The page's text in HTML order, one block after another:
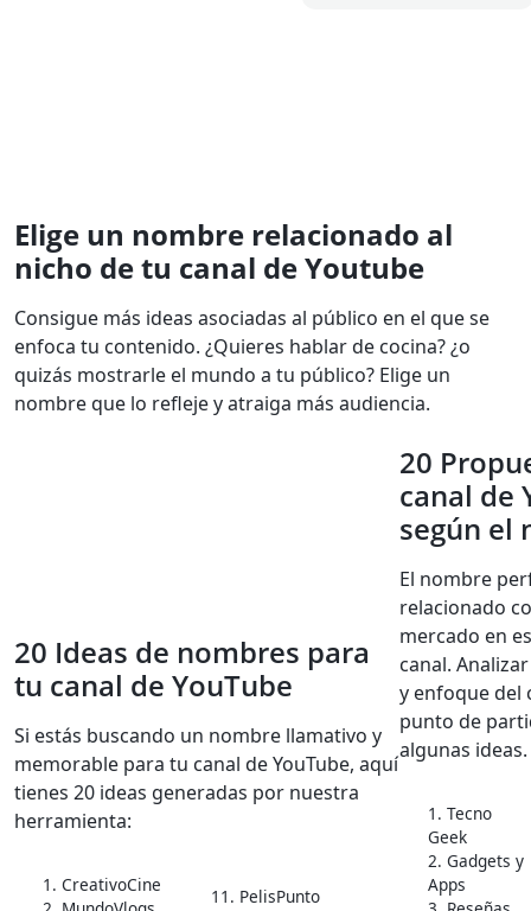
Elige un nombre relacionado al
nicho de tu canal de Youtube
Consigue más ideas asociadas al público en el que se
enfoca tu contenido. ¿Quieres hablar de cocina? ¿o
quizás mostrarle el mundo a tu público? Elige un
nombre que lo refleje y atraiga más audiencia.
20 Ideas de nombres para
tu canal de YouTube
Si estás buscando un nombre llamativo y
memorable para tu canal de YouTube, aquí
tienes 20 ideas generadas por nuestra
herramienta:
1. CreativoCine
11. PelisPunto
20
canal de
según el
El nombre
relacionado
mercado en
canal.
y enfoque del
punto de
algunas ideas.
1. Tecno
Geek
2. Gadgets y
Apps